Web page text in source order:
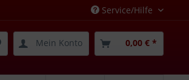
Service/Hilfe
Mein Konto 0,00 € *